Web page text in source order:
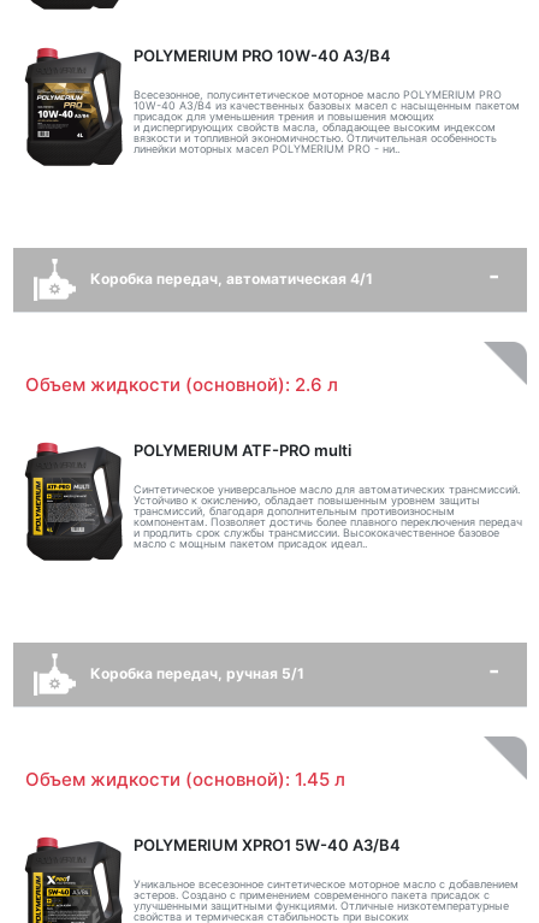
POLYMERIUM PRO 10W-40 A3/B4
Всесезонное, полусинтетическое моторное масло POLYMERIUM PRO
10W-40 A3/B4 из качественных базовых масел с насыщенным пакетом
присадок для уменьшения трения и повышения моющих
и диспергирующих свойств масла, обладающее высоким индексом
вязкости и топливной экономичностью. Отличительная особенность
линейки моторных масел POLYMERIUM PRO - ни..
Коробка передач, автоматическая 4/1
Объем жидкости (основной): 2.6 л
POLYMERIUM ATF-PRO multi
Синтетическое универсальное масло для автоматических трансмиссий.
Устойчиво к окислению, обладает повышенным уровнем защиты
трансмиссий, благодаря дополнительным противоизносным
компонентам. Позволяет достичь более плавного переключения передач
и продлить срок службы трансмиссии. Высококачественное базовое
масло с мощным пакетом присадок идеал..
Коробка передач, ручная 5/1
Объем жидкости (основной): 1.45 л
POLYMERIUM XPRO1 5W-40 A3/B4
Уникальное всесезонное синтетическое моторное масло с добавлением
эстеров. Создано с применением современного пакета присадок с
улучшенными защитными функциями. Отличные низкотемпературные
свойства и термическая стабильность при высоких